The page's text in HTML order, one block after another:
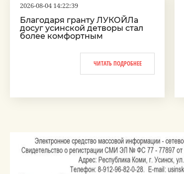
2026-08-04 14:22:39
Благодаря гранту ЛУКОЙЛа
досуг усинской детворы стал
более комфортным
ЧИТАТЬ ПОДРОБНЕЕ